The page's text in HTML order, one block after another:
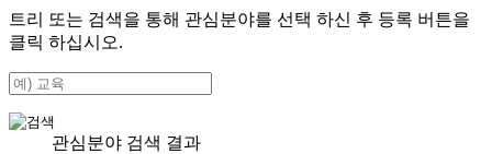
트리 또는 검색을 통해 관심분야를 선택 하신 후 등록 버튼을
클릭 하십시오.
관심분야 검색 결과